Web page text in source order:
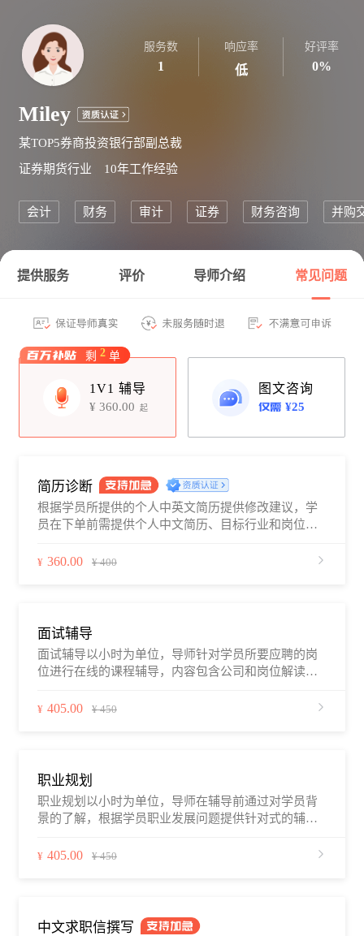
服务数
1
响应率
低
好评率
0%
Miley
某TOP5券商投资银行部副总裁
证券期货行业 10年工作经验
会计 财务 审计 证券 财务咨询 并购
提供服务 评价 导师介绍 常见问题
剩 2 单
1V1 辅导
¥ 360.00 起
图文咨询
¥25
简历诊断
根据学员所提供的个人中英文简历提供修改建议，学
员在下单前需提供个人中文简历、目标行业和岗位、
及关于简历修改的疑问和修改预期等。提供建议后学
¥ 360.00 ¥ 400
面试辅导
面试辅导以小时为单位，导师针对学员所要应聘的岗
位进行在线的课程辅导，内容包含公司和岗位解读、
员所面临的问题不同，辅导内容类别会略有差异）。
¥ 405.00 ¥ 450
职业规划
职业规划以小时为单位，导师在辅导前通过对学员背
景的了解，根据学员职业发展问题提供针对式的辅导
人优势，确定职业发展方向和路径。学员可通过职徒
¥ 405.00 ¥ 450
中文求职信撰写